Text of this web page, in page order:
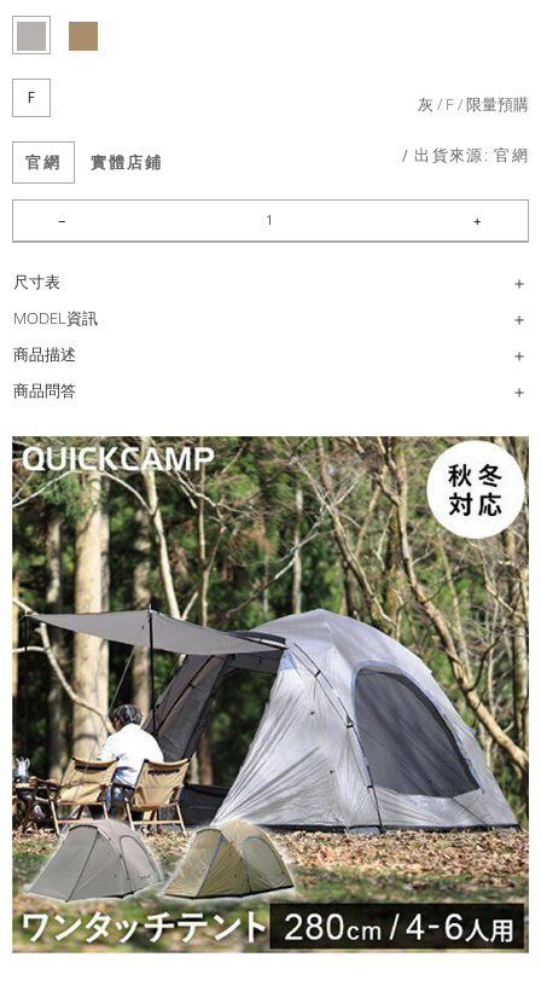
F 灰 F 限量預購
官網 實體店鋪 / 出貨來源:官網
尺寸表
MODEL資訊
商品描述
商品問答